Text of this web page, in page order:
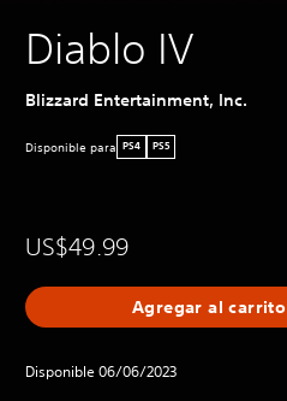
Diablo IV
Blizzard Entertainment, Inc.
Disponible para PS4 PS5
US$49.99
Agregar al carrito
Disponible 06/06/2023